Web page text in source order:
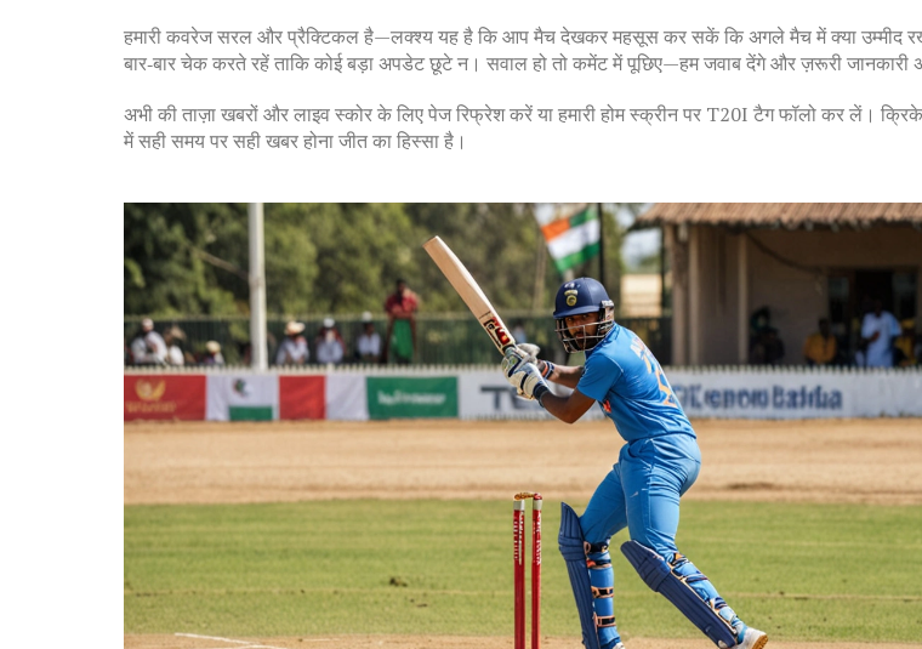
हमारी कवरेज सरल और प्रैक्टिकल है—लक्श्य यह है कि आप मैच देखकर महसूस कर सकें कि अगले मैच में क्या उम्मीद
बार‑बार चेक करते रहें ताकि कोई बड़ा अपडेट छूटे न। सवाल हो तो कमेंट में पूछिए—हम जवाब देंगे और ज़रूरी
अभी की ताज़ा खबरों और लाइव स्कोर के लिए पेज रिफ्रेश करें या हमारी होम स्क्रीन पर T20I टैग फॉलो कर लें।
में सही समय पर सही खबर होना जीत का हिस्सा है।